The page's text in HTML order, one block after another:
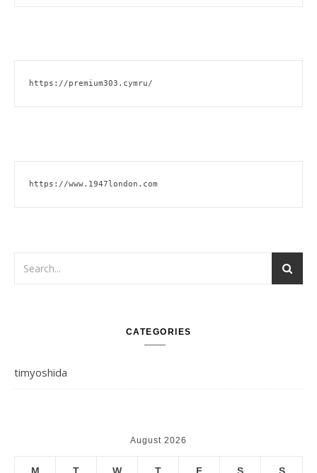
https://premium303.cymru/
https://www.1947london.com
CATEGORIES
timyoshida
August 2026
M T W T F S S